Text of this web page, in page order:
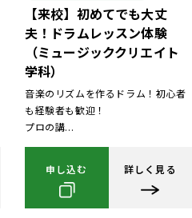
【来校】初めてでも大丈
夫！ドラムレッスン体験
（ミュージッククリエイト
学科）
音楽のリズムを作るドラム！初心者
も経験者も歓迎！
プロの講...
申し込む 詳しく見る